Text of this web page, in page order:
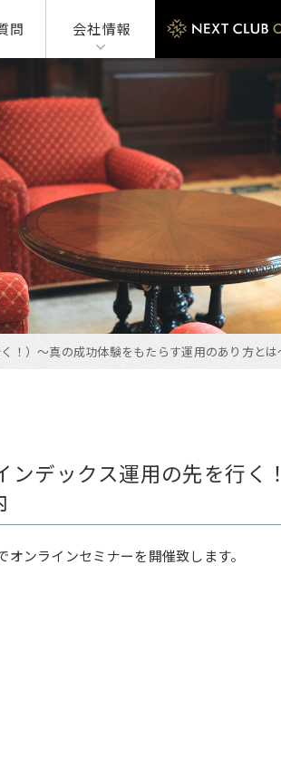
問 会社情報
02
！）～真の成功体験をもたらす運用のあり方と
ンデックス運用の先を行く
ンラインセミナーを開催致します。